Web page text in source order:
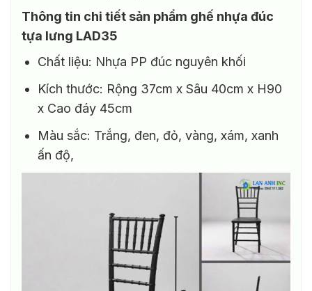
Thông tin chi tiết sản phẩm ghế nhựa đúc
tựa lưng LAD35
Chất liệu: Nhựa PP đúc nguyên khối
Kích thước: Rộng 37cm x Sâu 40cm x H90
x Cao đáy 45cm
Màu sắc: Trắng, đen, đỏ, vàng, xám, xanh
ấn độ,